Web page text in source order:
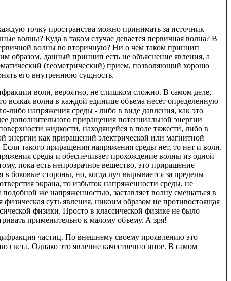
точку пространства можно принимать за источник
волны? Куда в таком случае девается первичная волна? В
волны во вторичную? Ни о чем таком принцип
образом, данный принцип есть не объяснение явления, а
(геометрический) прием, позволяющий хорошо
его внутреннюю сущность.
волн, вероятно, не слишком сложно. В самом деле,
всякая волна в каждой единице объема несет определенную
либо напряжения среды - либо в виде давления, как это
дополнительного приращения потенциальной энергии
жидкости, находящейся в поле тяжести, либо в
энергии как приращений электрической или магнитной
такого приращения напряжения среды нет, то нет и волн.
среды и обеспечивает прохождение волны из одной
пока есть непрозрачное вещество, это приращение
в боковые стороны, но, когда луч вырывается за пределы
экрана, то избыток напряженности среды, не
же напряженностью, заставляет волну смещаться в
физическая суть явления, никоим образом не противостоящая
физики. Просто в классической физике не было
применительно к малому объему. А зря!
частиц. По внешнему своему проявлению это
света. Однако это явление качественно иное. В самом